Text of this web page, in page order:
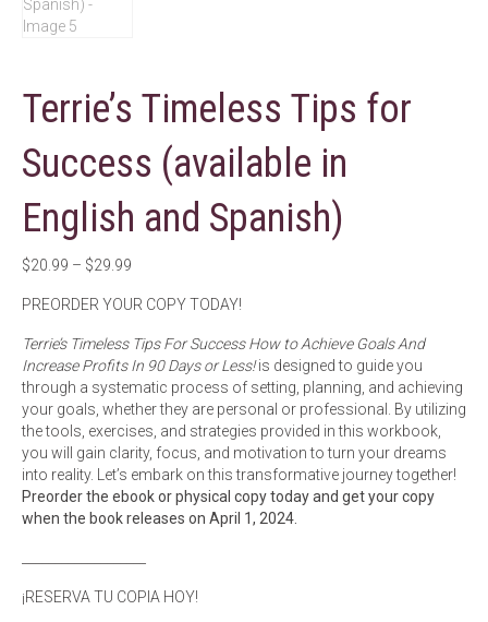
Terrie’s Timeless Tips for
Success (available in
English and Spanish)
$20.99 – $29.99
$20.99
$29.99
PREORDER YOUR COPY TODAY!
Terrie’s Timeless Tips For Success How to Achieve Goals And
Increase Profits In 90 Days or Less!is designed to guide you
through a systematic process of setting, planning, and achieving
your goals, whether they are personal or professional. By utilizing
the tools, exercises, and strategies provided in this workbook,
you will gain clarity, focus, and motivation to turn your dreams
into reality. Let’s embark on this transformative journey together!
Preorder the ebook or physical copy today and get your copy
when the book releases on April 1, 2024.
¡RESERVA TU COPIA HOY!